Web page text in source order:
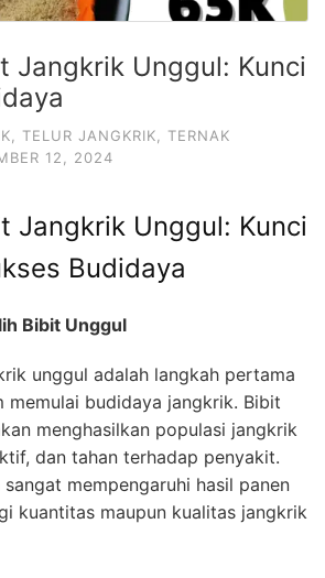
Jangkrik Unggul: Kunci
TELUR JANGKRIK
TERNAK
12, 2024
Jangkrik Unggul: Kunci
Budidaya
Bibit Unggul
unggul adalah langkah pertama
memulai budidaya jangkrik. Bibit
menghasilkan populasi jangkrik
dan tahan terhadap penyakit.
mempengaruhi hasil panen
kuantitas maupun kualitas jangkrik